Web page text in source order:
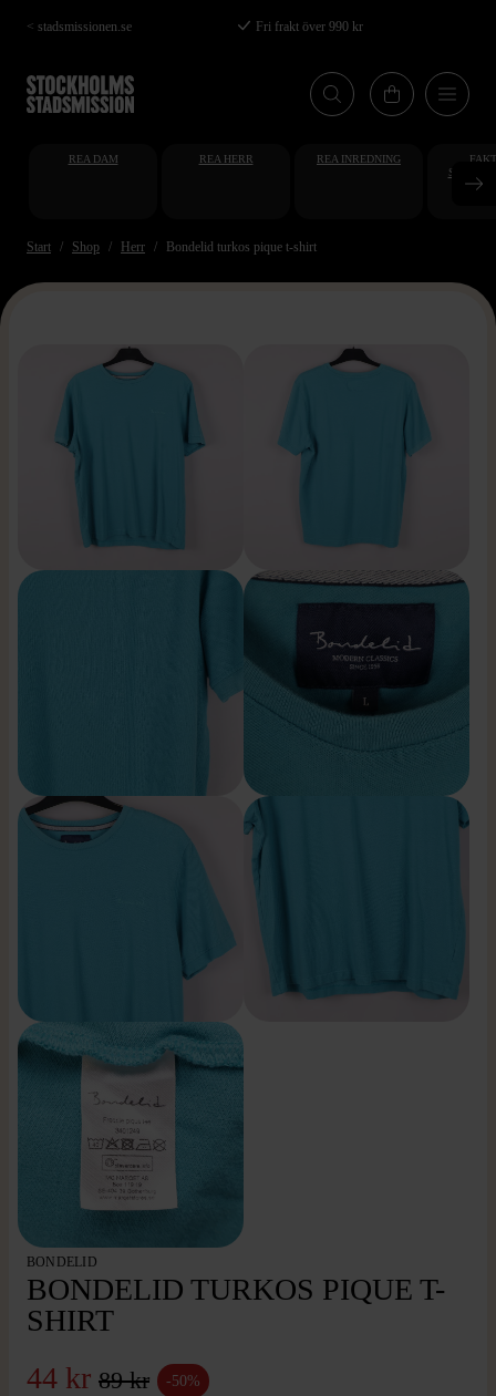
Hoppa
till
huvudinnehåll
< stadsmissionen.se Fri frakt över 990 kr
REA DAM REA HERR REA INREDNING
Start Shop Herr Bondelid turkos pique t-shirt
BONDELID
BONDELID TURKOS PIQUE T-
SHIRT
44 kr 89 kr -50%